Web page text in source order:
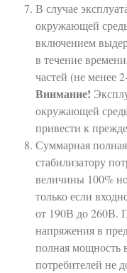
В случае
окружающей
включением
в течение
частей (не менее
Внимание!
окружающей
привести к
Суммарная
стабилизатору
величины 100%
только если
от 190В до 260В.
напряжения в
полная мощность
потребителей не